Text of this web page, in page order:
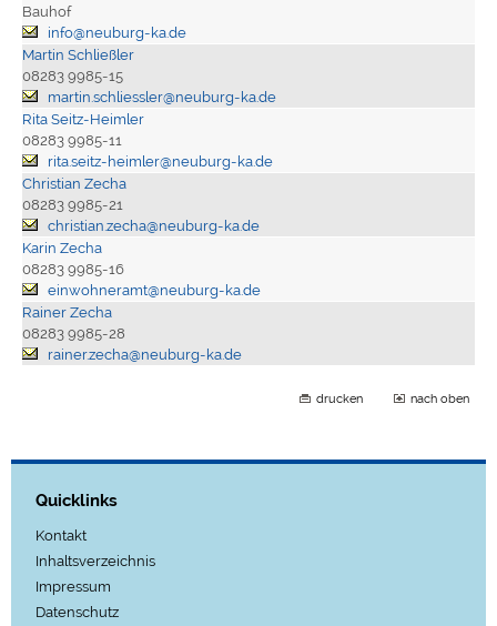
Bauhof
info@neuburg-ka.de
Martin Schließler
08283 9985-15
martin.schliessler@neuburg-ka.de
Rita Seitz-Heimler
08283 9985-11
rita.seitz-heimler@neuburg-ka.de
Christian Zecha
08283 9985-21
christian.zecha@neuburg-ka.de
Karin Zecha
08283 9985-16
einwohneramt@neuburg-ka.de
Rainer Zecha
08283 9985-28
rainer.zecha@neuburg-ka.de
drucken nach oben
Quicklinks
Kontakt
Inhaltsverzeichnis
Impressum
Datenschutz